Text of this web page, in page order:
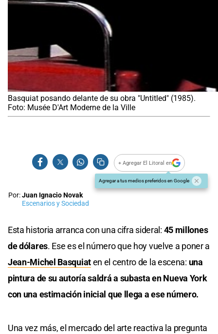
Basquiat posando delante de su obra "Untitled" (1985).
Foto: Musée D'Art Moderne de la Ville
+ Agregar El Litoral en
Agregar a tus medios preferidos en Google
Por:Juan Ignacio Novak
Escenarios y Sociedad
Esta historia arranca con una cifra sideral: 45 millones
de dólares. Ese es el número que hoy vuelve a poner a
Jean-Michel Basquiaten el centro de la escena: una
pintura de su autoría saldrá a subasta en Nueva York
con una estimación inicial que llega a ese número.
Una vez más, el mercado del arte reactiva la pregunta